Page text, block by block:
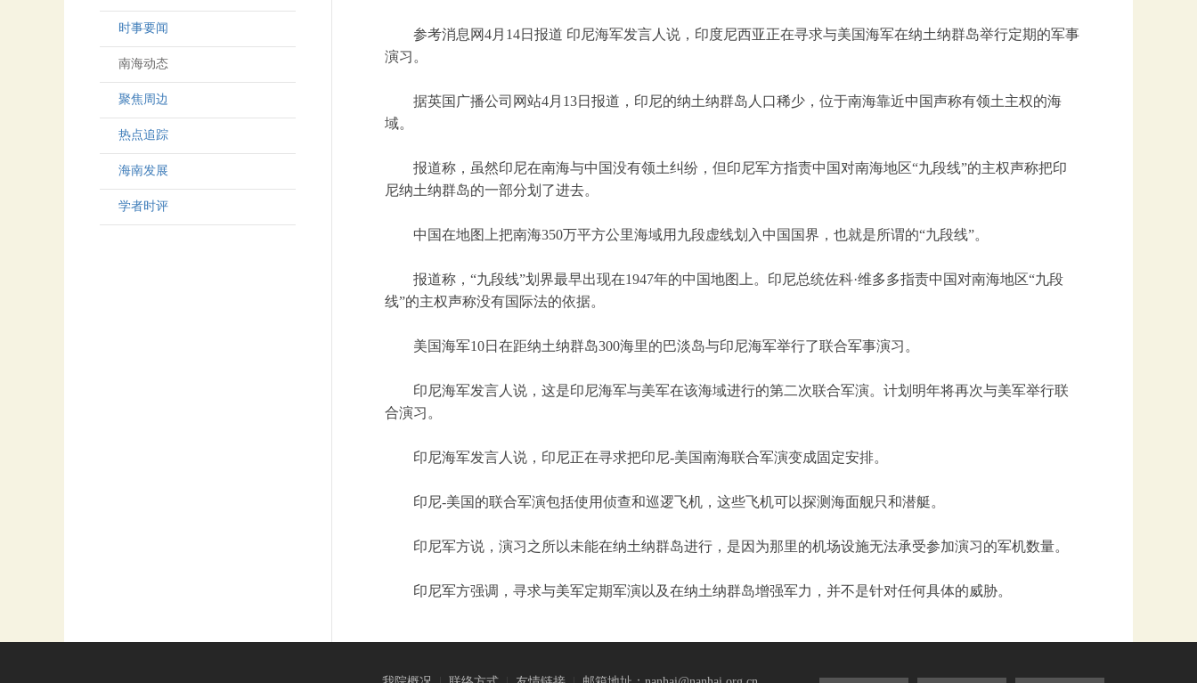
时事要闻
南海动态
聚焦周边
热点追踪
海南发展
学者时评
参考消息网4月14日报道 印尼海军发言人说，印度尼西亚正在寻求与美国海军在纳土纳群岛举行定期的军事
演习。
据英国广播公司网站4月13日报道，印尼的纳土纳群岛人口稀少，位于南海靠近中国声称有领土主权的海
域。
报道称，虽然印尼在南海与中国没有领土纠纷，但印尼军方指责中国对南海地区“九段线”的主权声称把印
尼纳土纳群岛的一部分划了进去。
中国在地图上把南海350万平方公里海域用九段虚线划入中国国界，也就是所谓的“九段线”。
报道称，“九段线”划界最早出现在1947年的中国地图上。印尼总统佐科·维多多指责中国对南海地区“九段
线”的主权声称没有国际法的依据。
美国海军10日在距纳土纳群岛300海里的巴淡岛与印尼海军举行了联合军事演习。
印尼海军发言人说，这是印尼海军与美军在该海域进行的第二次联合军演。计划明年将再次与美军举行联
合演习。
印尼海军发言人说，印尼正在寻求把印尼-美国南海联合军演变成固定安排。
印尼-美国的联合军演包括使用侦查和巡逻飞机，这些飞机可以探测海面舰只和潜艇。
印尼军方说，演习之所以未能在纳土纳群岛进行，是因为那里的机场设施无法承受参加演习的军机数量。
印尼军方强调，寻求与美军定期军演以及在纳土纳群岛增强军力，并不是针对任何具体的威胁。